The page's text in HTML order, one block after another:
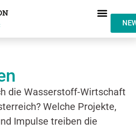
die Wasserstoff-Wirtschaft
Welche Projekte,
Impulse treiben die